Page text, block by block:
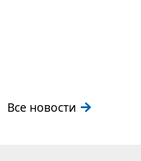
Все новости